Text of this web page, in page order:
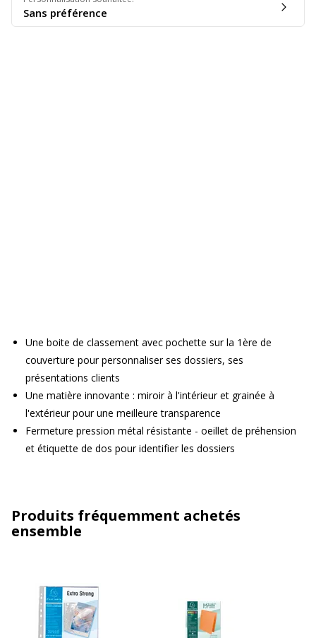
Sans préférence
Une boite de classement avec pochette sur la 1ère de
couverture pour personnaliser ses dossiers, ses
présentations clients
Une matière innovante : miroir à l'intérieur et grainée à
l'extérieur pour une meilleure transparence
Fermeture pression métal résistante - oeillet de préhension
et étiquette de dos pour identifier les dossiers
Produits fréquemment achetés
ensemble